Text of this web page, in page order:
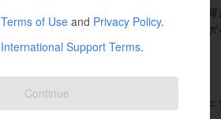
テクノロジー・ガジェット
映像・映画
ビジネス・起業
まちづくり・地域活性化
Terms of Use and Privacy Policy.
International Support Terms.
Continue
伝統仏壇の復
ために日本の
プロジェクト プロジ